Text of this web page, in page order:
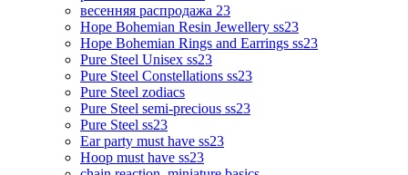
весенняя распродажа 23
Hope Bohemian Resin Jewellery ss23
Hope Bohemian Rings and Earrings ss23
Pure Steel Unisex ss23
Pure Steel Constellations ss23
Pure Steel zodiacs
Pure Steel semi-precious ss23
Pure Steel ss23
Ear party must have ss23
Hoop must have ss23